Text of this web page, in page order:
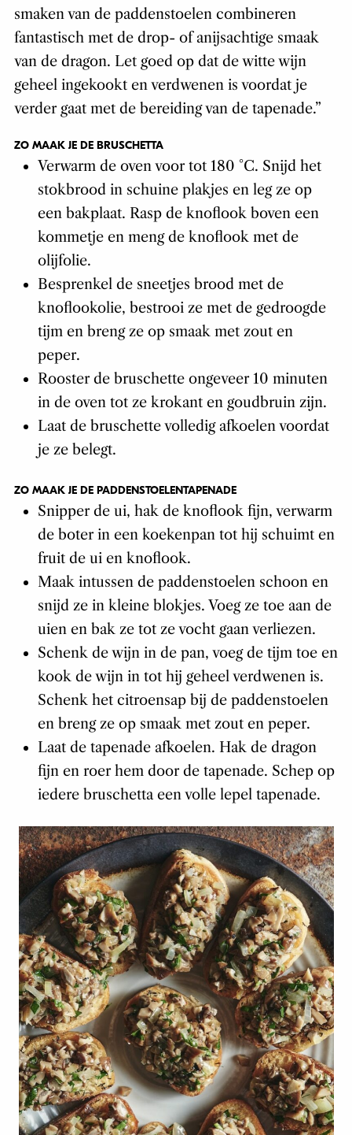
smaken van de paddenstoelen combineren
fantastisch met de drop- of anijsachtige smaak
van de dragon. Let goed op dat de witte wijn
geheel ingekookt en verdwenen is voordat je
verder gaat met de bereiding van de tapenade.”
ZO MAAK JE DE BRUSCHETTA
Verwarm de oven voor tot 180 °C. Snijd het
stokbrood in schuine plakjes en leg ze op
een bakplaat. Rasp de knoflook boven een
kommetje en meng de knoflook met de
olijfolie.
Besprenkel de sneetjes brood met de
knoflookolie, bestrooi ze met de gedroogde
tijm en breng ze op smaak met zout en
peper.
Rooster de bruschette ongeveer 10 minuten
in de oven tot ze krokant en goudbruin zijn.
Laat de bruschette volledig afkoelen voordat
je ze belegt.
ZO MAAK JE DE PADDENSTOELENTAPENADE
Snipper de ui, hak de knoflook fijn, verwarm
de boter in een koekenpan tot hij schuimt en
fruit de ui en knoflook.
Maak intussen de paddenstoelen schoon en
snijd ze in kleine blokjes. Voeg ze toe aan de
uien en bak ze tot ze vocht gaan verliezen.
Schenk de wijn in de pan, voeg de tijm toe en
kook de wijn in tot hij geheel verdwenen is.
Schenk het citroensap bij de paddenstoelen
en breng ze op smaak met zout en peper.
Laat de tapenade afkoelen. Hak de dragon
fijn en roer hem door de tapenade. Schep op
iedere bruschetta een volle lepel tapenade.